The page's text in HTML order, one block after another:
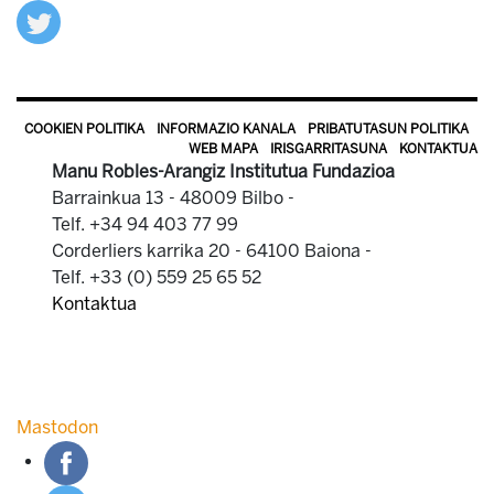
COOKIEN POLITIKA INFORMAZIO KANALA
PRIBATUTASUN POLITIKA
WEB MAPA
IRISGARRITASUNA KONTAKTUA
Manu Robles-Arangiz Institutua Fundazioa
Barrainkua 13 - 48009 Bilbo -
Telf. +34 94 403 77 99
Corderliers karrika 20 - 64100 Baiona -
Telf. +33 (0) 559 25 65 52
Kontaktua
Mastodon